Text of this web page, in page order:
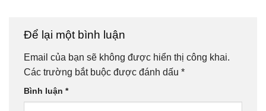
Để lại một bình luận
Email của bạn sẽ không được hiển thị công khai.
Các trường bắt buộc được đánh dấu *
Bình luận *